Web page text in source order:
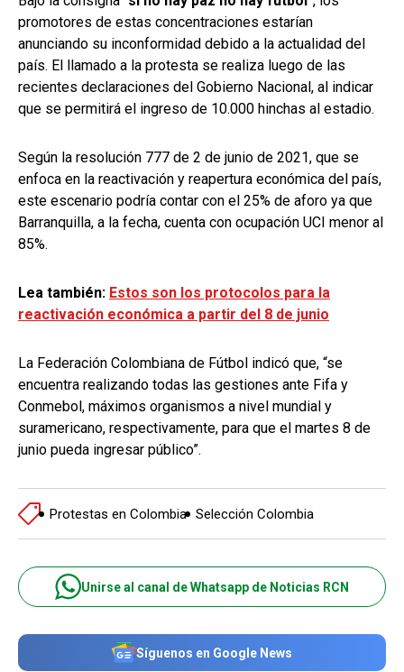
promotores de estas concentraciones estarían
anunciando su inconformidad debido a la actualidad del
país. El llamado a la protesta se realiza luego de las
recientes declaraciones del Gobierno Nacional, al indicar
que se permitirá el ingreso de 10.000 hinchas al estadio.
Según la resolución 777 de 2 de junio de 2021, que se
enfoca en la reactivación y reapertura económica del país,
este escenario podría contar con el 25% de aforo ya que
Barranquilla, a la fecha, cuenta con ocupación UCI menor al
85%.
Lea también: Estos son los protocolos para la
reactivación económica a partir del 8 de junio
La Federación Colombiana de Fútbol indicó que, “se
encuentra realizando todas las gestiones ante Fifa y
Conmebol, máximos organismos a nivel mundial y
suramericano, respectivamente, para que el martes 8 de
junio pueda ingresar público”.
Protestas en Colombia Selección Colombia
Unirse al canal de Whatsapp de Noticias RCN
Síguenos en Google News